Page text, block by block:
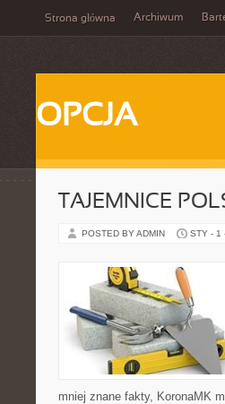
Strona główna Archiwum
OPCJA
TAJEMNICE
POSTED BY ADMIN STY - 1
mniej znane fakty, KoronaMK